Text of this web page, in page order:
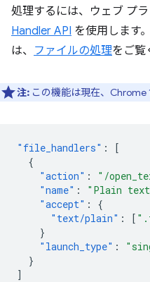
処理するには、ウェブ プ
Handler API を使用します
は、 ファイルの処理をご覧
注: この機能は現在、Chrome
"file_handlers" :
[
{
"action" : "/
"name" : "Plain
"accept" :
{
"text/plain" : [
}
"launch_type" :
}
]